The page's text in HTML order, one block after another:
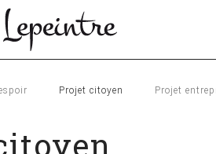
Projet citoyen Projet